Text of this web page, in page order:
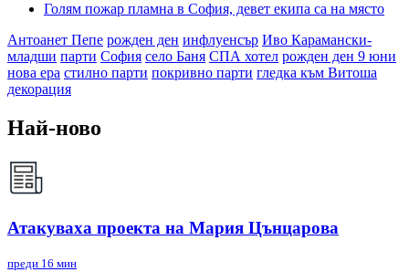
Голям пожар пламна в София, девет екипа са на място
Антоанет Пепе рожден ден инфлуенсър Иво Карамански-
младши парти София село Баня СПА хотел рожден ден 9 юни
нова ера стилно парти покривно парти гледка към Витоша
декорация
Най-ново
Атакуваха проекта на Мария Цънцарова
преди 16 мин